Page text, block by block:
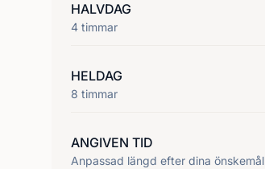
HALVDAG
4 timmar
HELDAG
8 timmar
ANGIVEN TID
Anpassad längd efter dina önskemål